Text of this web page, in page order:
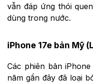
vẫn đáp ứng thói
dùng trong nước.
iPhone 17e bản Mỹ
Các phiên bản
năm gần đây đã loại